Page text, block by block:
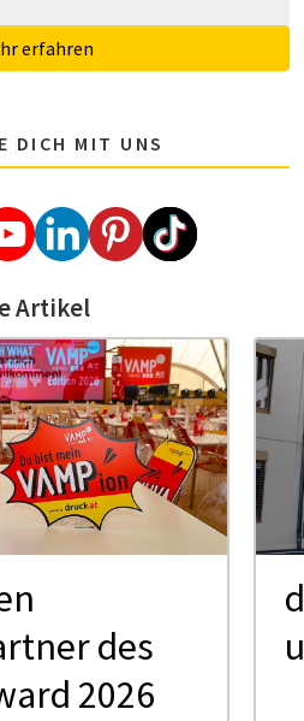
erfahren
DICH MIT UNS
Artikel
des
2026